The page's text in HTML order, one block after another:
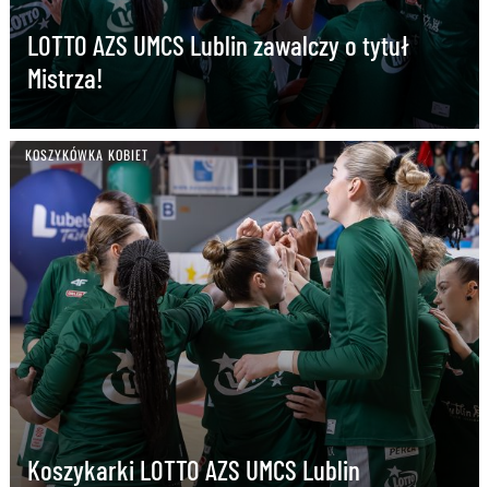
LOTTO AZS UMCS Lublin zawalczy o tytuł
Mistrza!
KOSZYKÓWKA KOBIET
Koszykarki LOTTO AZS UMCS Lublin